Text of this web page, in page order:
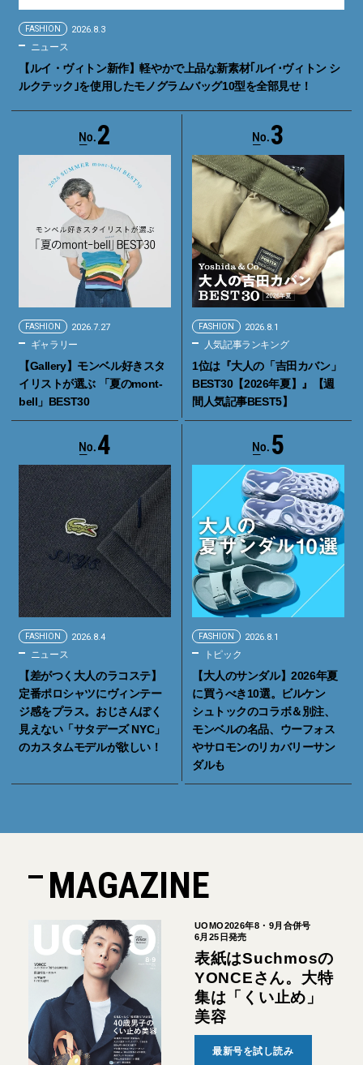
FASHION 2026.8.3
ニュース
【ルイ・ヴィトン新作】軽やかで上品な新素材｢ルイ･ヴィトン シ
ルクテック｣を使用したモノグラムバッグ10型を全部見せ！
2
FASHION 2026.7.27
ギャラリー
【Gallery】モンベル好きスタ
イリストが選ぶ 「夏のmont-
bell」BEST30
3
FASHION 2026.8.1
人気記事ランキング
1位は『大人の「吉田カバン」
BEST30【2026年夏】』【週
間人気記事BEST5】
4
FASHION 2026.8.4
ニュース
【差がつく大人のラコステ】
定番ポロシャツにヴィンテー
ジ感をプラス。おじさんぽく
見えない「サタデーズ NYC」
のカスタムモデルが欲しい！
5
FASHION 2026.8.1
トピック
【大人のサンダル】2026年夏
に買うべき10選。ビルケン
シュトックのコラボ＆別注、
モンベルの名品、ウーフォス
やサロモンのリカバリーサン
ダルも
MAGAZINE
UOMO2026年8・9月合併号
6月25日発売
表紙はSuchmosの
YONCEさん。大特
集は「くい止め」
美容
最新号を試し読み